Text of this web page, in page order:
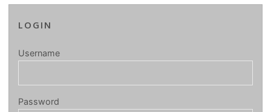
LOGIN
Username
Password